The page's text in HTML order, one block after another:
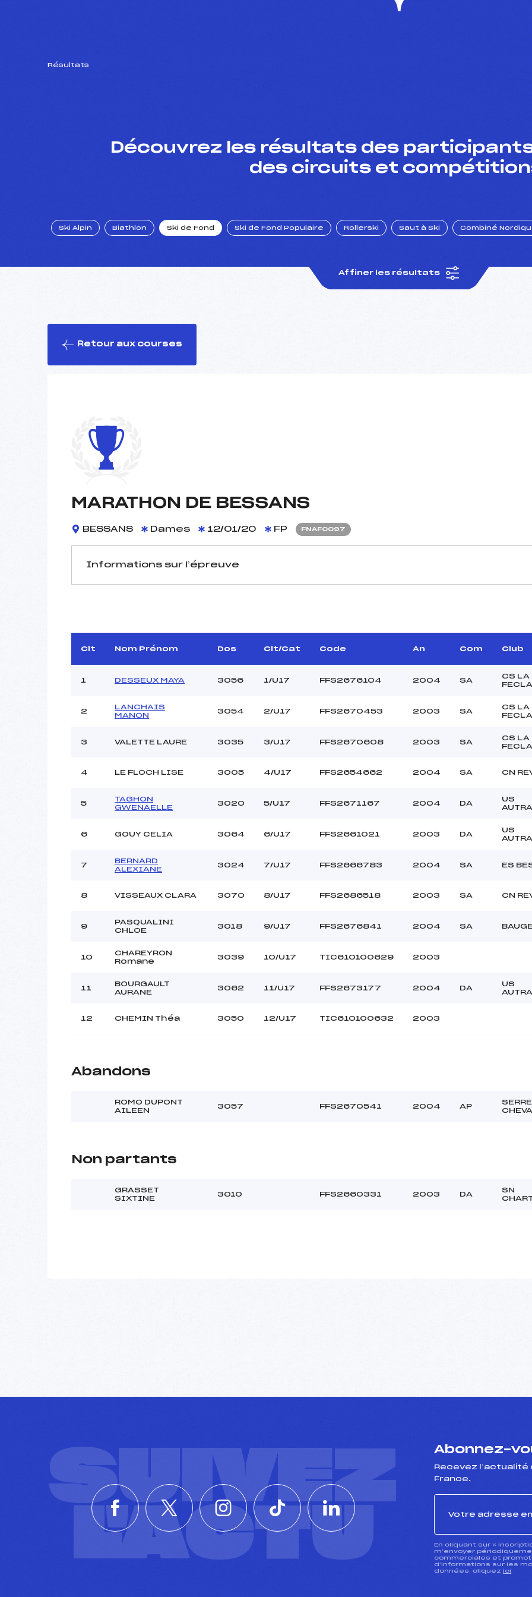
Résultats
Découvrez les résultats des participants
des circuits et
Ski Alpin Biathlon Ski de Fond Ski de Fond Populaire Rollerski Saut à Ski Combiné
Affiner les résultats
Retour aux courses
MARATHON DE BESSANS
BESSANS Dames 12/01/20 FP FNAF0097
Informations sur l’épreuve
D.T Adjoint :
ROUX LAURENCE (MB)
Dir. Epreuve :
Distance :
Point Haut :
Pénalité appliquée :
–
Clt Nom Prénom Dos Clt/Cat Code An Com Club
1 DESSEUX MAYA 3056 1/U17 FFS2676104 2004 SA
CS LA
2
LANCHAIS
MANON
3054 2/U17 FFS2670453 2003 SA
CS LA
3 VALETTE LAURE 3035 3/U17 FFS2670608 2003 SA
CS LA
4 LE FLOCH LISE 3005 4/U17 FFS2654662 2004 SA CN
5
TAGHON
GWENAELLE
3020 5/U17 FFS2671167 2004 DA
US
6 GOUY CELIA 3064 6/U17 FFS2661021 2003 DA
US
7
BERNARD
ALEXIANE
3024 7/U17 FFS2666783 2004 SA ES
8 VISSEAUX CLARA 3070 8/U17 FFS2686518 2003 SA CN
9
PASQUALINI
CHLOE
3018 9/U17 FFS2676841 2004 SA
10
CHAREYRON
Romane
3039 10/U17 TIC610100629 2003
11
BOURGAULT
AURANE
3062 11/U17 FFS2673177 2004 DA
US
12 CHEMIN Théa 3050 12/U17 TIC610100632 2003
Abandons
ROMO DUPONT
AILEEN
3057 FFS2670541 2004 AP
SERRE
Non partants
GRASSET
SIXTINE
3010 FFS2660331 2003 DA
SN
SUIVEZ
L'ACTU
Abonnez-
Recevez l’actualité
France.
En cliquant sur «
m’envoyer
commerciales et
d’informations sur les
données, cliquez ici